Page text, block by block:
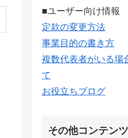
■ユーザー向け情報
定款の変更方法
事業目的の書き方
複数代表者がいる場
て
お役立ちブログ
その他コンテンツ